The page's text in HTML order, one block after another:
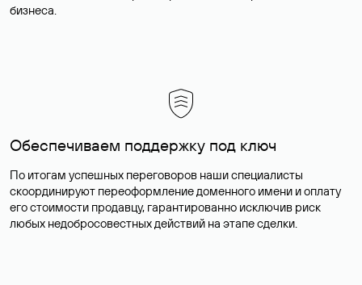
бизнеса.
Обеспечиваем поддержку под ключ
По итогам успешных переговоров наши специалисты
скоординируют переоформление доменного имени и оплату
его стоимости продавцу, гарантированно исключив риск
любых недобросовестных действий на этапе сделки.